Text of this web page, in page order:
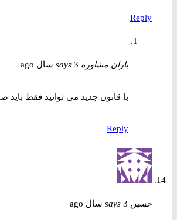
Reply
باران مشاوره says 3 سال ago
با قانون جدید می توانید فقط باید صبر
Reply
حسین says 3 سال ago